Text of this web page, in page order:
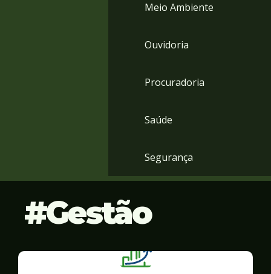
Meio Ambiente
Ouvidoria
Procuradoria
Saúde
Segurança
Gestão